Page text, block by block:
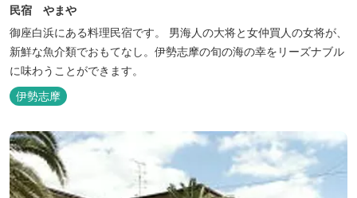
民宿 やまや
御座白浜にある料理民宿です。 男海人の大将と女仲買人の女将が、
新鮮な魚介類でおもてなし。伊勢志摩の旬の海の幸をリーズナブル
に味わうことができます。
伊勢志摩